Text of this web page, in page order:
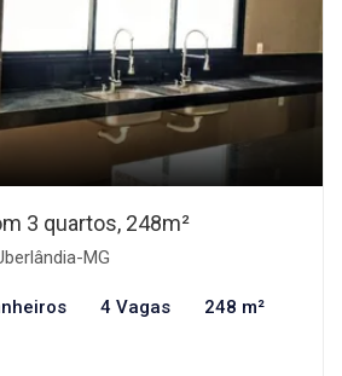
3 quartos, 248m²
MG
4 Vagas 248 m²